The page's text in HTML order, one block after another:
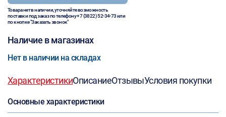
Товара нет в наличии, уточняйте возможность
поставки под заказ по телефону+7 (3822) 52-34-73или
по кнопке "Заказать звонок"
Наличие в магазинах
Нет в наличии на складах
ХарактеристикиОписаниеОтзывыУсловия покупки
Основные характеристики